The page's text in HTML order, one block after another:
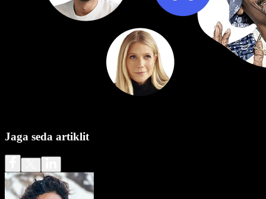
Jaga seda artiklit